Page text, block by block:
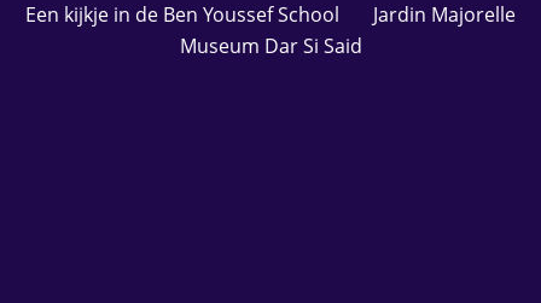
Een kijkje in de Ben Youssef School
Jardin Majorelle
Museum Dar Si Said